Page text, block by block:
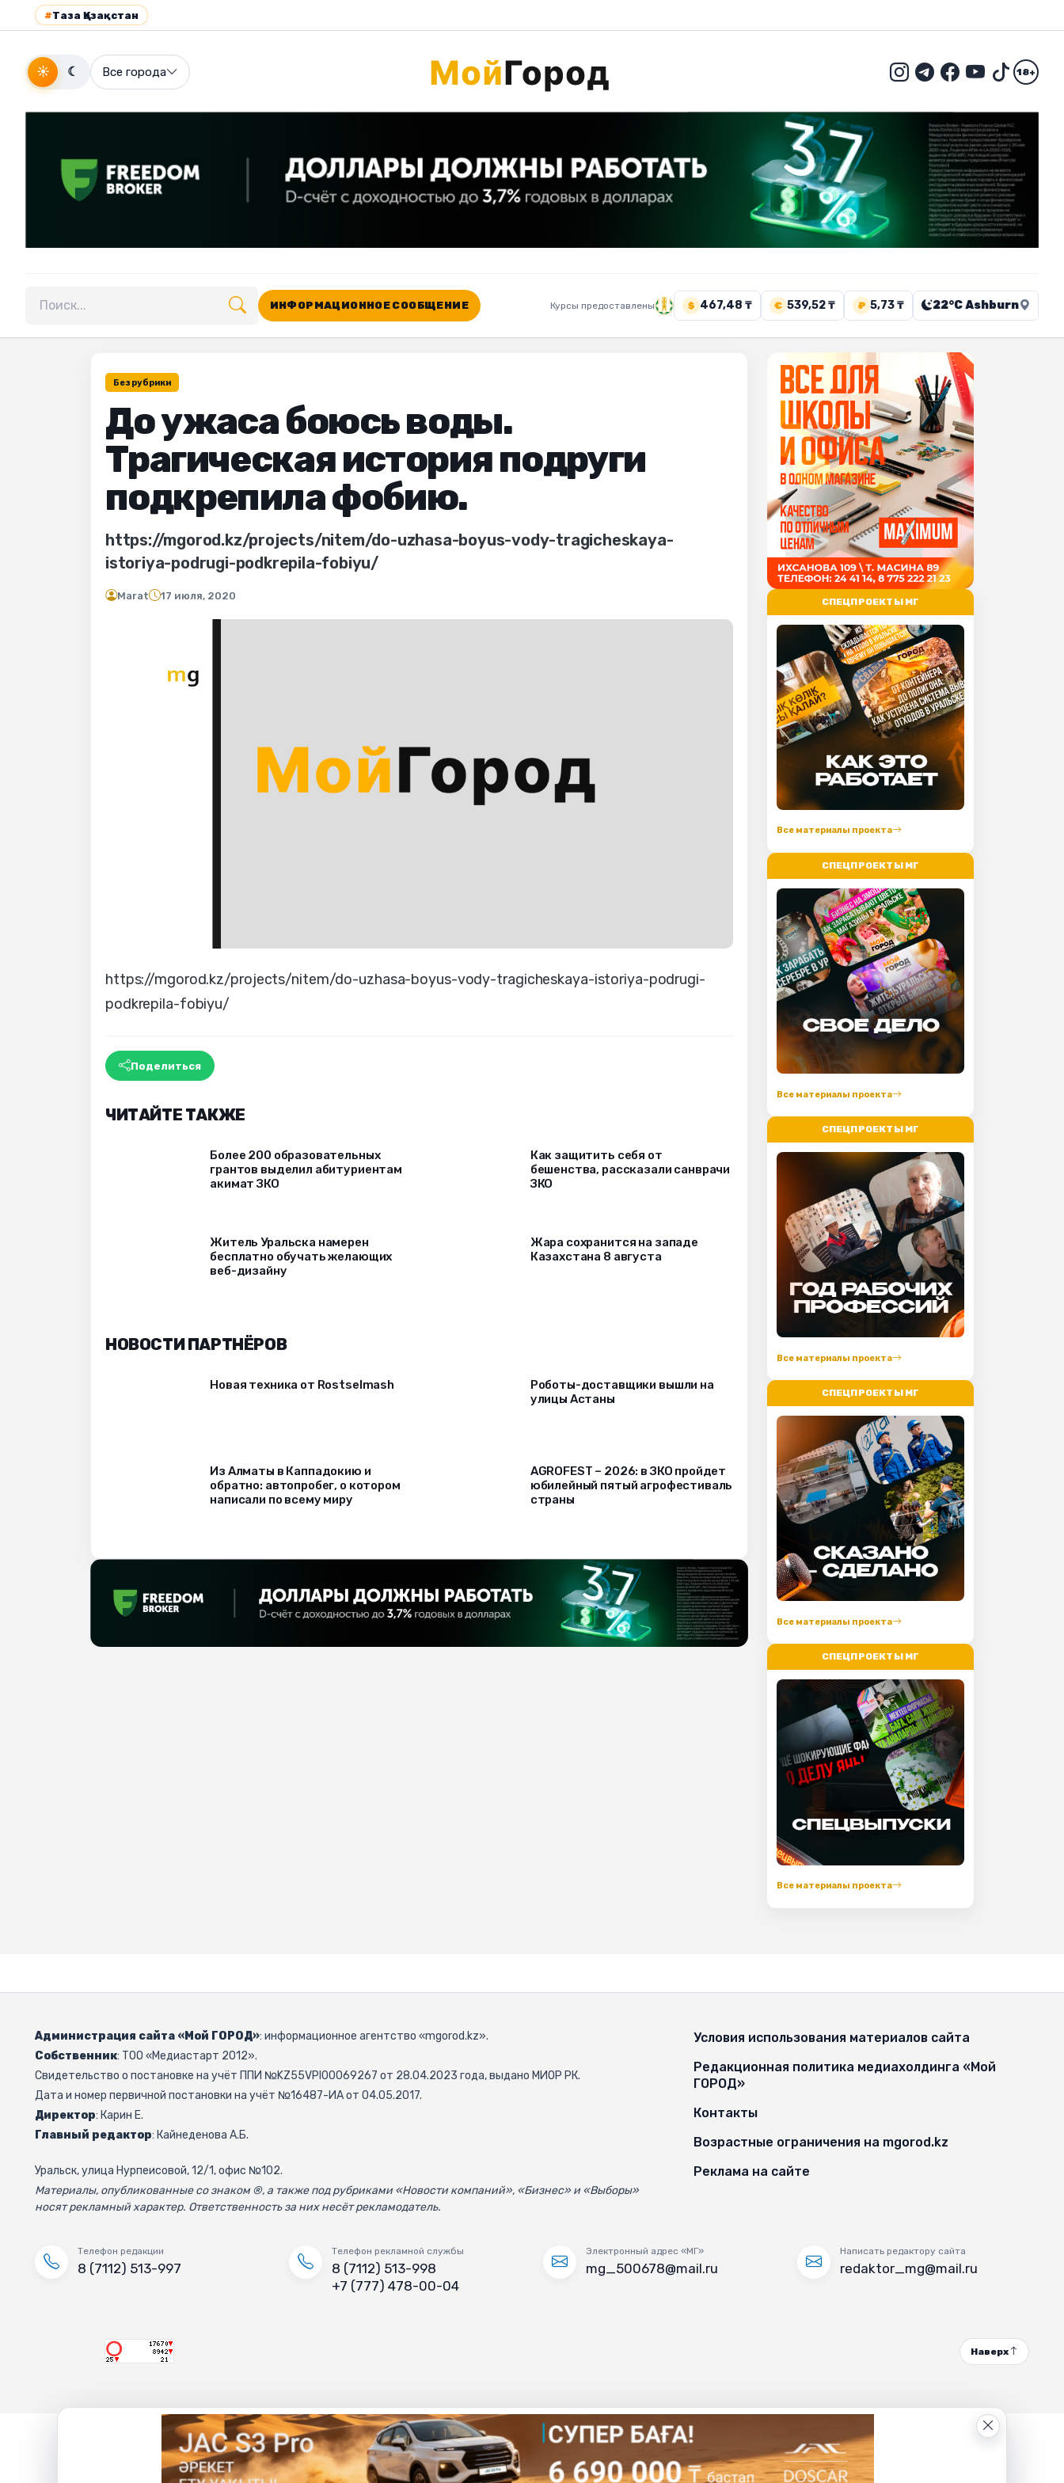
#Таза Қазақстан
☀ ☾ Все города 18+
Поиск по сайту
ИНФОРМАЦИОННОЕ СООБЩЕНИЕ Курсы предоставлены $ 467,48 ₸ € 539,52 ₸ ₽ 5,73 ₸ 22°C Ashburn
Без рубрики
До ужаса боюсь воды.
Трагическая история подруги
подкрепила фобию.
https://mgorod.kz/projects/nitem/do-uzhasa-boyus-vody-tragicheskaya-
istoriya-podrugi-podkrepila-fobiyu/
Marat 17 июля, 2020
https://mgorod.kz/projects/nitem/do-uzhasa-boyus-vody-tragicheskaya-istoriya-podrugi-
podkrepila-fobiyu/
Поделиться
ЧИТАЙТЕ ТАКЖЕ
Более 200 образовательных
грантов выделил абитуриентам
акимат ЗКО
Как защитить себя от
бешенства, рассказали санврачи
ЗКО
Житель Уральска намерен
бесплатно обучать желающих
веб-дизайну
Жара сохранится на западе
Казахстана 8 августа
НОВОСТИ ПАРТНЁРОВ
Новая техника от Rostselmash
Роботы-доставщики вышли на
улицы Астаны
Из Алматы в Каппадокию и
обратно: автопробег, о котором
написали по всему миру
AGROFEST – 2026: в ЗКО пройдет
юбилейный пятый агрофестиваль
страны
СПЕЦПРОЕКТЫ МГ
Все материалы проекта
СПЕЦПРОЕКТЫ МГ
Все материалы проекта
СПЕЦПРОЕКТЫ МГ
Все материалы проекта
СПЕЦПРОЕКТЫ МГ
Все материалы проекта
СПЕЦПРОЕКТЫ МГ
Все материалы проекта
Администрация сайта «Мой ГОРОД»: информационное агентство «mgorod.kz».
Собственник: ТОО «Медиастарт 2012».
Свидетельство о постановке на учёт ППИ №KZ55VPI00069267 от 28.04.2023 года, выдано МИОР РК.
Дата и номер первичной постановки на учёт №16487-ИА от 04.05.2017.
Директор: Карин Е.
Главный редактор: Кайнеденова А.Б.
Уральск, улица Нурпеисовой, 12/1, офис №102.
Материалы, опубликованные со знаком ®, а также под рубриками «Новости компаний», «Бизнес» и «Выборы»
носят рекламный характер. Ответственность за них несёт рекламодатель.
Условия использования материалов сайта
Редакционная политика медиахолдинга «Мой
ГОРОД»
Контакты
Возрастные ограничения на mgorod.kz
Реклама на сайте
Телефон редакции
8 (7112) 513-997
Телефон рекламной службы
8 (7112) 513-998
+7 (777) 478-00-04
Электронный адрес «МГ»
mg_500678@mail.ru
Написать редактору сайта
redaktor_mg@mail.ru
Наверх